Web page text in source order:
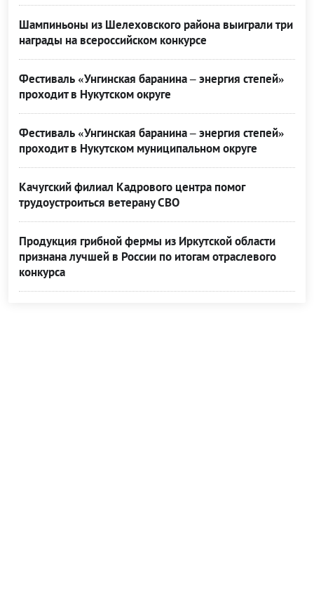
Шампиньоны из Шелеховского района выиграли три
награды на всероссийском конкурсе
Фестиваль «Унгинская баранина – энергия степей»
проходит в Нукутском округе
Фестиваль «Унгинская баранина – энергия степей»
проходит в Нукутском муниципальном округе
Качугский филиал Кадрового центра помог
трудоустроиться ветерану СВО
Продукция грибной фермы из Иркутской области
признана лучшей в России по итогам отраслевого
конкурса